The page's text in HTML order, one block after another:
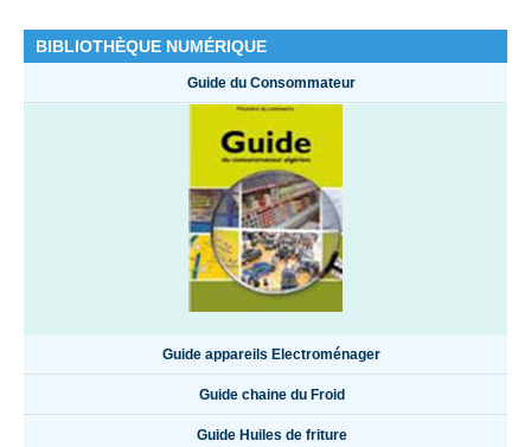
BIBLIOTHÈQUE NUMÉRIQUE
Guide du Consommateur
Guide appareils Electroménager
Guide chaine du Froid
Guide Huiles de friture